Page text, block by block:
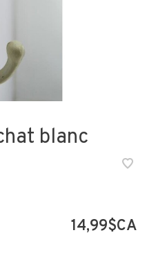
blanc
14,99$CA